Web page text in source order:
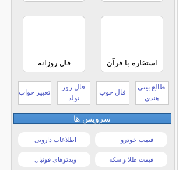
استخاره با قرآن فال روزانه
طالع بینی
هندی
فال چوب
فال روز
تولد
تعبیر خواب
سرویس ها
قیمت خودرو اطلاعات دارویی
قیمت طلا و سکه ویدئوهای فوتبال